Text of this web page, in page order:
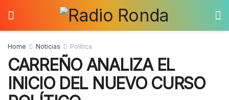
Home Noticias Política
CARREÑO ANALIZA EL
INICIO DEL NUEVO CURSO